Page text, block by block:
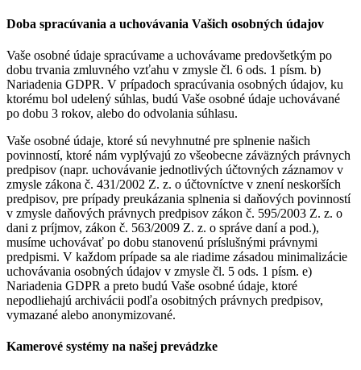
Doba spracúvania a uchovávania Vašich osobných údajov
Vaše osobné údaje spracúvame a uchovávame predovšetkým po
dobu trvania zmluvného vzťahu v zmysle čl. 6 ods. 1 písm. b)
Nariadenia GDPR. V prípadoch spracúvania osobných údajov, ku
ktorému bol udelený súhlas, budú Vaše osobné údaje uchovávané
po dobu 3 rokov, alebo do odvolania súhlasu.
Vaše osobné údaje, ktoré sú nevyhnutné pre splnenie našich
povinností, ktoré nám vyplývajú zo všeobecne záväzných právnych
predpisov (napr. uchovávanie jednotlivých účtovných záznamov v
zmysle zákona č. 431/2002 Z. z. o účtovníctve v znení neskorších
predpisov, pre prípady preukázania splnenia si daňových povinností
v zmysle daňových právnych predpisov zákon č. 595/2003 Z. z. o
dani z príjmov, zákon č. 563/2009 Z. z. o správe daní a pod.),
musíme uchovávať po dobu stanovenú príslušnými právnymi
predpismi. V každom prípade sa ale riadime zásadou minimalizácie
uchovávania osobných údajov v zmysle čl. 5 ods. 1 písm. e)
Nariadenia GDPR a preto budú Vaše osobné údaje, ktoré
nepodliehajú archivácii podľa osobitných právnych predpisov,
vymazané alebo anonymizované.
Kamerové systémy na našej prevádzke